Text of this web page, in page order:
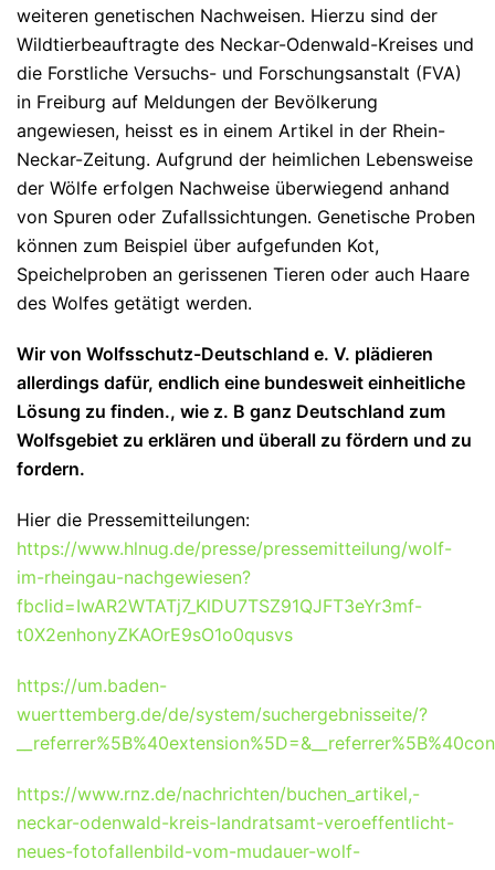
weiteren genetischen Nachweisen. Hierzu sind der
Wildtierbeauftragte des Neckar-Odenwald-Kreises und
die Forstliche Versuchs- und Forschungsanstalt (FVA)
in Freiburg auf Meldungen der Bevölkerung
angewiesen, heisst es in einem Artikel in der Rhein-
Neckar-Zeitung. Aufgrund der heimlichen Lebensweise
der Wölfe erfolgen Nachweise überwiegend anhand
von Spuren oder Zufallssichtungen. Genetische Proben
können zum Beispiel über aufgefunden Kot,
Speichelproben an gerissenen Tieren oder auch Haare
des Wolfes getätigt werden.
Wir von Wolfsschutz-Deutschland e. V. plädieren
allerdings dafür, endlich eine bundesweit einheitliche
Lösung zu finden., wie z. B ganz Deutschland zum
Wolfsgebiet zu erklären und überall zu fördern und zu
fordern.
Hier die Pressemitteilungen:
https://www.hlnug.de/presse/pressemitteilung/wolf-
im-rheingau-nachgewiesen?
fbclid=IwAR2WTATj7_KlDU7TSZ91QJFT3eYr3mf-
t0X2enhonyZKAOrE9sO1o0qusvs
https://um.baden-
wuerttemberg.de/de/system/suchergebnisseite/?
https://www.rnz.de/nachrichten/buchen_artikel,-
neckar-odenwald-kreis-landratsamt-veroeffentlicht-
neues-fotofallenbild-vom-mudauer-wolf-